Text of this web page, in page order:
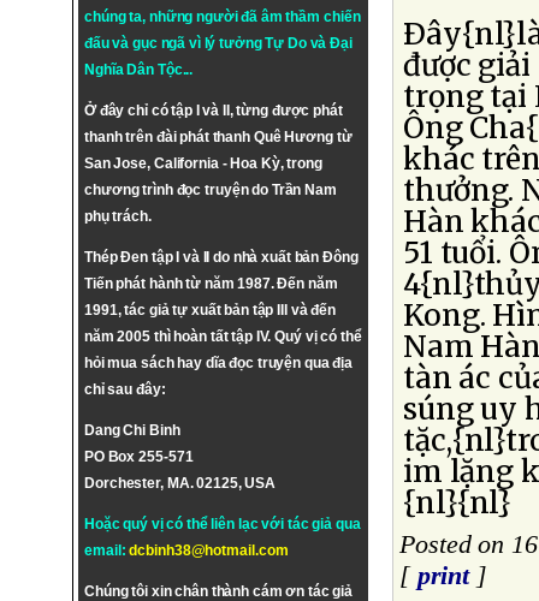
chúng ta, những người đã âm thầm chiến
đấu và gục ngã vì lý tưởngTự DovàĐại
Nghĩa Dân Tộc...
Ở đây chỉ có tập I và II, từng được phát
thanh trên đài phát thanh Quê Hương từ
San Jose, California - Hoa Kỳ, trong
chương trình đọc truyện do Trần Nam
phụ trách.
Thép Đen tập I và II do nhà xuất bản Đông
Tiến phát hành từ năm 1987. Đến năm
1991, tác giả tự xuất bản tập III và đến
năm 2005 thì hoàn tất tập IV. Quý vị có thể
hỏi mua sách hay dĩa đọc truyện qua địa
chỉ sau đây:
Dang Chi Binh
PO Box 255-571
Dorchester, MA. 02125, USA
Hoặc quý vị có thể liên lạc với tác giả qua
email:dcbinh38@hotmail.com
Chúng tôi xin chân thành cám ơn tác giả
được
trọng tại
Ông
khác
thưởng.
Hàn
51 tuổi.
Kong.
Nam
tàn ác
súng uy
im lặng
{nl}{nl}
Posted on
[ print]